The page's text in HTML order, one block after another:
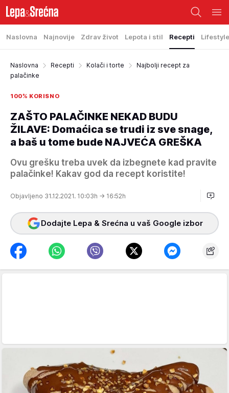
Naslovna Najnovije Zdrav život Lepota i stil Recepti Lifestyle
Naslovna Recepti Kolači i torte
Najbolji recept za
palačinke
100% KORISNO
ZAŠTO PALAČINKE NEKAD BUDU
ŽILAVE: Domaćica se trudi iz sve snage,
a baš u tome bude NAJVEĆA GREŠKA
Ovu grešku treba uvek da izbegnete kad pravite
palačinke! Kakav god da recept koristite!
Objavljeno 31.12.2021. 10:03h → 16:52h
Dodajte Lepa & Srećna u vaš Google izbor